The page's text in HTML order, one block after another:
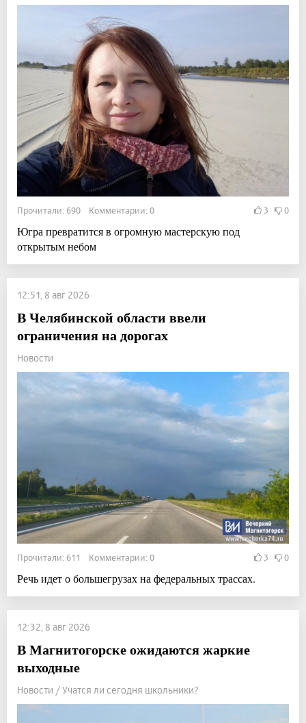
Прочитали: 690 Комментарии: 0 3 0
Югра превратится в огромную мастерскую под
открытым небом
12:51, 8 авг 2026
В Челябинской области ввели
ограничения на дорогах
Новости
Прочитали: 611 Комментарии: 0 3 0
Речь идет о большегрузах на федеральных трассах.
12:32, 8 авг 2026
В Магнитогорске ожидаются жаркие
выходные
Новости / Учатся ли сегодня школьники?